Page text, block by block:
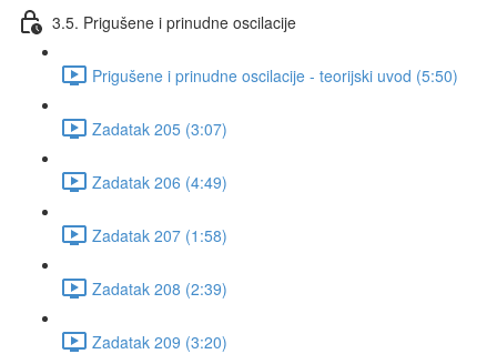
3.5. Prigušene i prinudne oscilacije
Prigušene i prinudne oscilacije - teorijski uvod (5:50)
Zadatak 205 (3:07)
Zadatak 206 (4:49)
Zadatak 207 (1:58)
Zadatak 208 (2:39)
Zadatak 209 (3:20)